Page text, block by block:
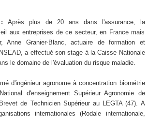
: Après plus de 20 ans dans l'assurance, la
aux entreprises de ce secteur, en France mais
Anne Granier-Blanc, actuaire de formation et
a effectué son stage à la Caisse Nationale
le domaine de l'évaluation du risque maladie.
d'ingénieur agronome à concentration biométrie
d'enseignement Supérieur Agronomie de
de Technicien Supérieur au LEGTA (47). A
internationales (Rodale internationale,